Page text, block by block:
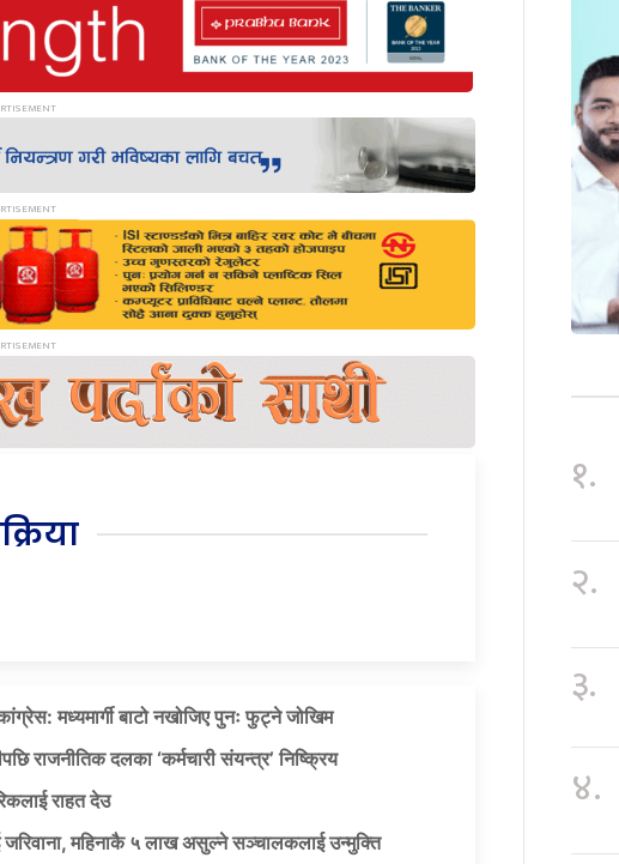
मध्यमार्गी बाटो नखोजिए पुनः फुट्ने जोखिम
राजनीतिक दलका ‘कर्मचारी संयन्त्र’ निष्क्रिय
राहत देउ
महिनाकै ५ लाख असुल्ने सञ्चालकलाई उन्मुक्ति
१.
२.
३.
४.